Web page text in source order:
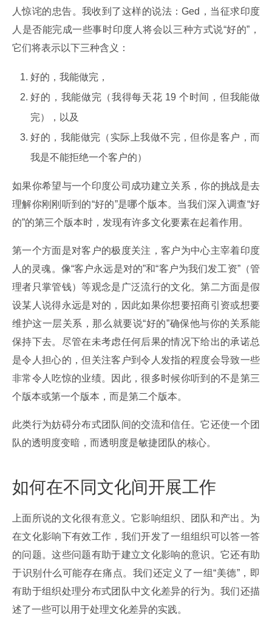
人惊诧的忠告。我收到了这样的说法：Ged，当征求印度
人是否能完成一些事时印度人将会以三种方式说“好的”，
它们将表示以下三种含义：
好的，我能做完，
好的，我能做完（我得每天花 19 个时间，但我能做
完），以及
好的，我能做完（实际上我做不完，但你是客户，而
我是不能拒绝一个客户的）
如果你希望与一个印度公司成功建立关系，你的挑战是去
理解你刚刚听到的“好的”是哪个版本。当我们深入调查“好
的”的第三个版本时，发现有许多文化要素在起着作用。
第一个方面是对客户的极度关注，客户为中心主宰着印度
人的灵魂。像“客户永远是对的”和“客户为我们发工资”（管
理者只掌管钱）等观念是广泛流行的文化。第二方面是假
设某人说得永远是对的，因此如果你想要招商引资或想要
维护这一层关系，那么就要说“好的”确保他与你的关系能
保持下去。尽管在未考虑任何后果的情况下给出的承诺总
是令人担心的，但关注客户到令人发指的程度会导致一些
非常令人吃惊的业绩。因此，很多时候你听到的不是第三
个版本或第一个版本，而是第二个版本。
此类行为妨碍分布式团队间的交流和信任。它还使一个团
队的透明度变暗，而透明度是敏捷团队的核心。
如何在不同文化间开展工作
上面所说的文化很有意义。它影响组织、团队和产出。为
在文化影响下有效工作，我们开发了一组组织可以答一答
的问题。这些问题有助于建立文化影响的意识。它还有助
于识别什么可能存在痛点。我们还定义了一组“美德”，即
有助于组织处理分布式团队中文化差异的行为。我们还描
述了一些可以用于处理文化差异的实践。